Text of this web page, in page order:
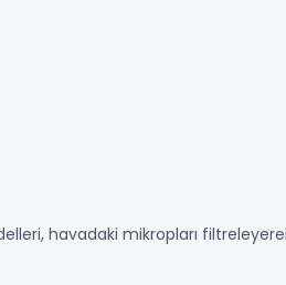
havadaki mikropları